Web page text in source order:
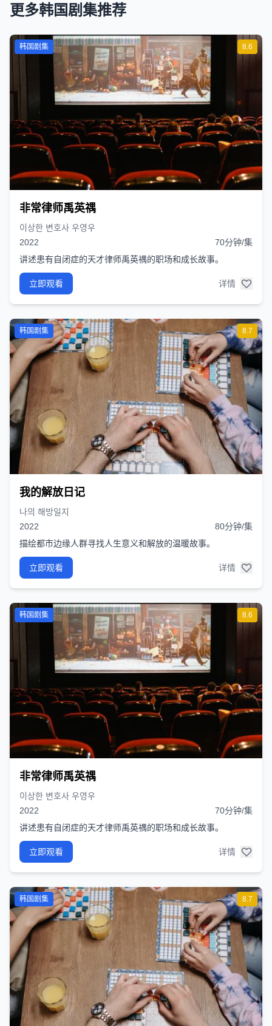
更多韩国剧集推荐
8.6
韩国剧集
非常律师禹英禑
이상한 변호사 우영우
2022
70分钟/集
讲述患有自闭症的天才律师禹英禑的职场和成长故事。
立即观看 详情
8.7
韩国剧集
我的解放日记
나의 해방일지
2022
80分钟/集
描绘都市边缘人群寻找人生意义和解放的温暖故事。
立即观看 详情
8.6
韩国剧集
非常律师禹英禑
이상한 변호사 우영우
2022
70分钟/集
讲述患有自闭症的天才律师禹英禑的职场和成长故事。
立即观看 详情
8.7
韩国剧集